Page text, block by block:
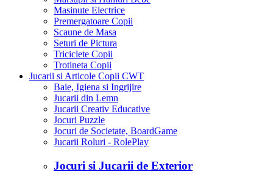
Masinute Electrice
Premergatoare Copii
Scaune de Masa
Seturi de Pictura
Triciclete Copii
Trotineta Copii
Jucarii si Articole Copii CWT
Baie, Igiena si Ingrijire
Jucarii din Lemn
Jucarii Creativ Educative
Jocuri Puzzle
Jocuri de Societate, BoardGame
Jucarii Roluri - RolePlay
Jocuri si Jucarii de Exterior